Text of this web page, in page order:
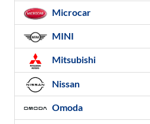
Microcar
MINI
Mitsubishi
Nissan
Omoda